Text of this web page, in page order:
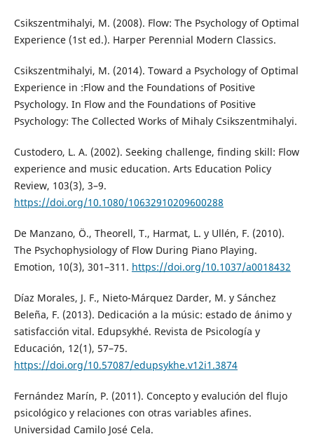
Csikszentmihalyi, M. (2008). Flow: The Psychology of Optimal
Experience (1st ed.). Harper Perennial Modern Classics.
Csikszentmihalyi, M. (2014). Toward a Psychology of Optimal
Experience in :Flow and the Foundations of Positive
Psychology. In Flow and the Foundations of Positive
Psychology: The Collected Works of Mihaly Csikszentmihalyi.
Custodero, L. A. (2002). Seeking challenge, finding skill: Flow
experience and music education. Arts Education Policy
Review, 103(3), 3–9.
https://doi.org/10.1080/10632910209600288
De Manzano, Ö., Theorell, T., Harmat, L. y Ullén, F. (2010).
The Psychophysiology of Flow During Piano Playing.
Emotion, 10(3), 301–311. https://doi.org/10.1037/a0018432
Díaz Morales, J. F., Nieto-Márquez Darder, M. y Sánchez
Beleña, F. (2013). Dedicación a la músic: estado de ánimo y
satisfacción vital. Edupsykhé. Revista de Psicología y
Educación, 12(1), 57–75.
https://doi.org/10.57087/edupsykhe.v12i1.3874
Fernández Marín, P. (2011). Concepto y evalución del flujo
psicológico y relaciones con otras variables afines.
Universidad Camilo José Cela.